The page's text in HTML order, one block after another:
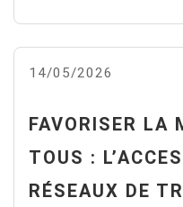
14/05/2026
FAVORISER LA
TOUS :
RÉSEAUX DE